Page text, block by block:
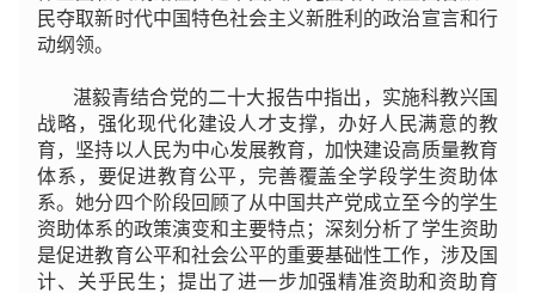
民夺取新时代中国特色社会主义新胜利的政治宣言和行
动纲领。
湛毅青结合党的二十大报告中指出，实施科教兴国
战略，强化现代化建设人才支撑，办好人民满意的教
育，坚持以人民为中心发展教育，加快建设高质量教育
体系，要促进教育公平，完善覆盖全学段学生资助体
系。她分四个阶段回顾了从中国共产党成立至今的学生
资助体系的政策演变和主要特点；深刻分析了学生资助
是促进教育公平和社会公平的重要基础性工作，涉及国
计、关乎民生；提出了进一步加强精准资助和资助育